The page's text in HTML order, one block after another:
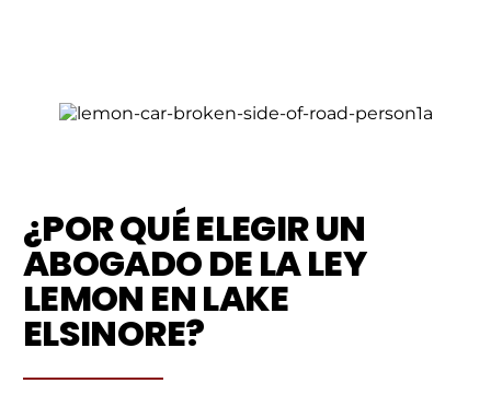
¿POR QUÉ ELEGIR UN
ABOGADO DE LA LEY
LEMON EN LAKE
ELSINORE?